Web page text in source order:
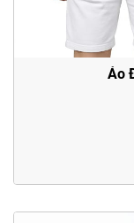
Áo